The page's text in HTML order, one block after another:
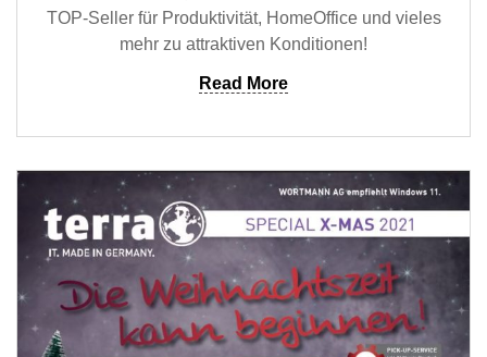
TOP-Seller für Produktivität, HomeOffice und vieles
mehr zu attraktiven Konditionen!
Read More